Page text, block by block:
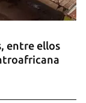
entre ellos